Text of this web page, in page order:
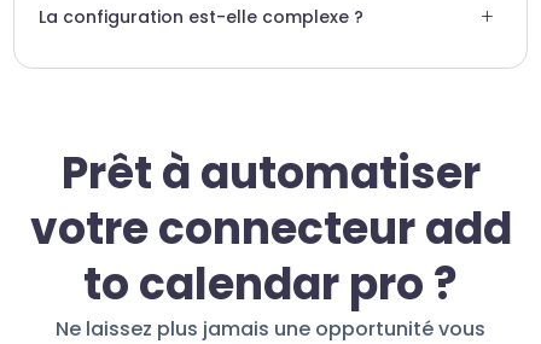
agent à tout moment via le dashboard Swiftask.
La configuration est-elle complexe ? +
Prêt à automatiser
votre connecteur add
to calendar pro ?
Ne laissez plus jamais une opportunité vous